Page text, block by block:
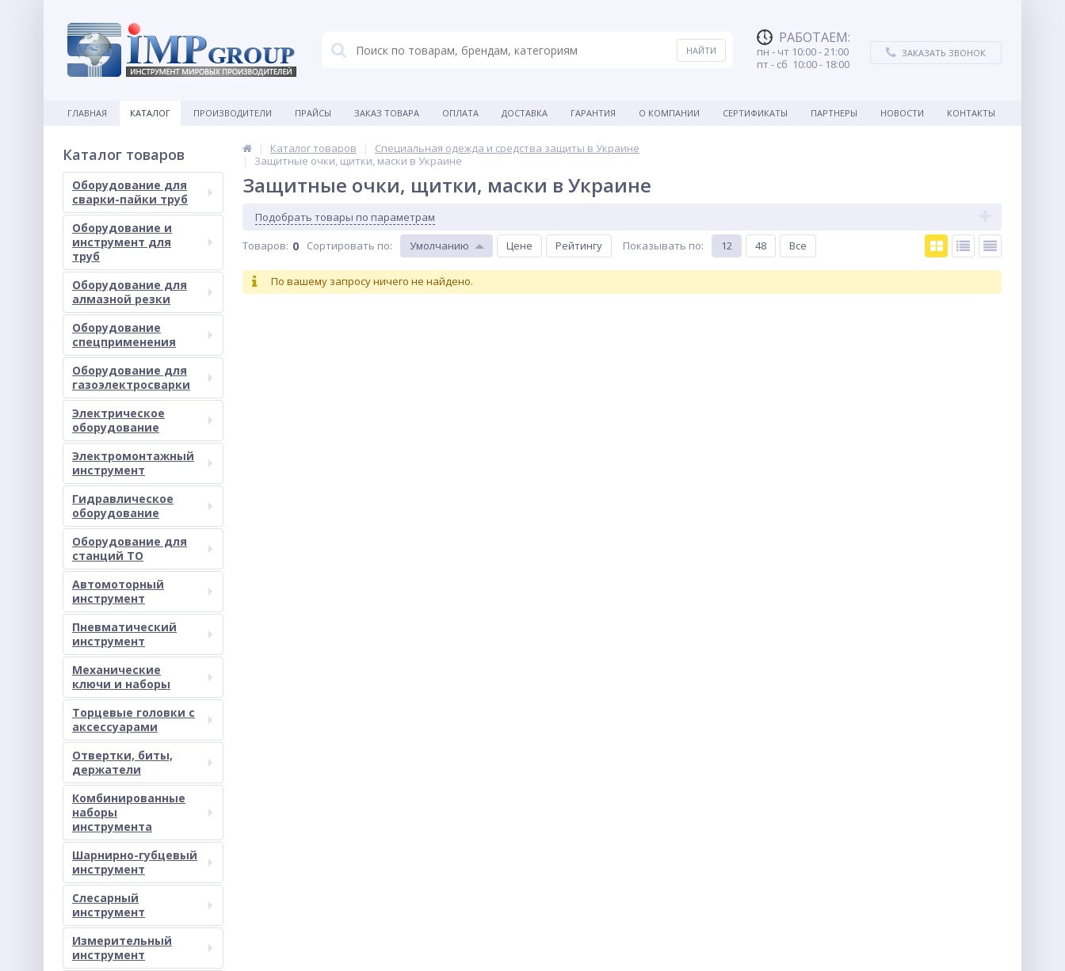
РАБОТАЕМ:
пн - чт 10:00 - 21:00
пт - сб 10:00 - 18:00
ЗАКАЗАТЬ ЗВОНОК
ГЛАВНАЯ КАТАЛОГ ПРОИЗВОДИТЕЛИ ПРАЙСЫ ЗАКАЗ ТОВАРА ОПЛАТА ДОСТАВКА ГАРАНТИЯ О КОМПАНИИ СЕРТИФИКАТЫ ПАРТНЕРЫ НОВОСТИ КОНТАКТЫ
Каталог товаров
Оборудование для
сварки-пайки труб
Оборудование и
инструмент для
труб
Оборудование для
алмазной резки
Оборудование
спецприменения
Оборудование для
газоэлектросварки
Электрическое
оборудование
Электромонтажный
инструмент
Гидравлическое
оборудование
Оборудование для
станций ТО
Автомоторный
инструмент
Пневматический
инструмент
Механические
ключи и наборы
Торцевые головки с
аксессуарами
Отвертки, биты,
держатели
Комбинированные
наборы
инструмента
Шарнирно-губцевый
инструмент
Слесарный
инструмент
Измерительный
инструмент
Каталог товаров
Специальная одежда и средства защиты в Украине
Защитные очки, щитки, маски в Украине
Защитные очки, щитки, маски в Украине
Подобрать товары по параметрам
Товаров: 0 Сортировать по: Умолчанию Цене Рейтингу Показывать по: 12 48 Все
По вашему запросу ничего не найдено.